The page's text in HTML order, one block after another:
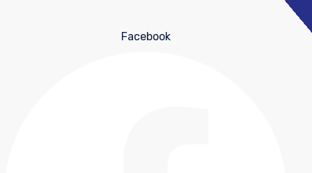
Facebook